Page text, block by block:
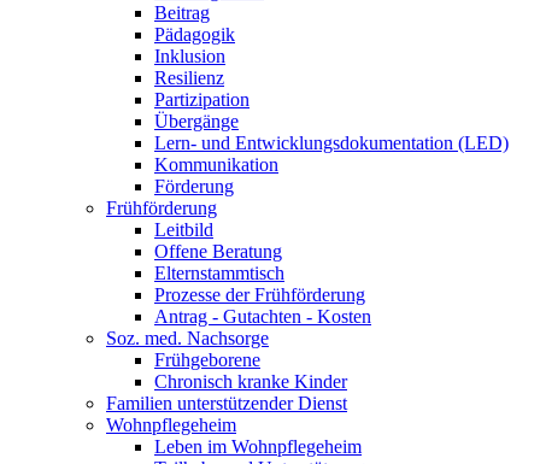
Beitrag
Pädagogik
Inklusion
Resilienz
Partizipation
Übergänge
Lern- und Entwicklungsdokumentation (LED)
Kommunikation
Förderung
Frühförderung
Leitbild
Offene Beratung
Elternstammtisch
Prozesse der Frühförderung
Antrag - Gutachten - Kosten
Soz. med. Nachsorge
Frühgeborene
Chronisch kranke Kinder
Familien unterstützender Dienst
Wohnpflegeheim
Leben im Wohnpflegeheim